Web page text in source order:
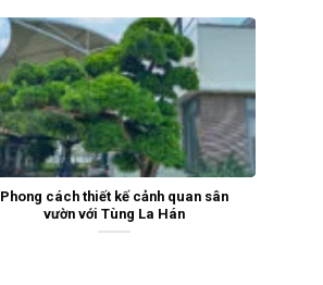
Phong cách thiết kế cảnh quan sân
vườn với Tùng La Hán